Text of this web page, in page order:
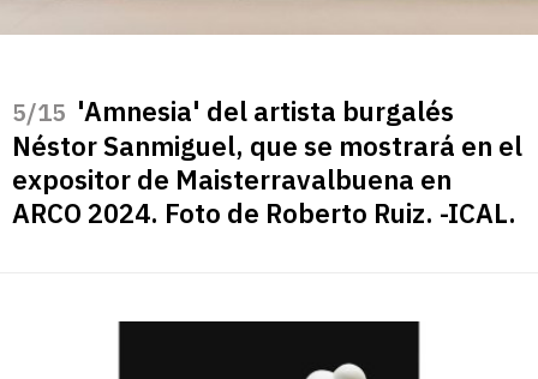
/15 'Amnesia' del artista burgalés
Néstor Sanmiguel, que se mostrará en el
expositor de Maisterravalbuena en
ARCO 2024. Foto de Roberto Ruiz. -ICAL.